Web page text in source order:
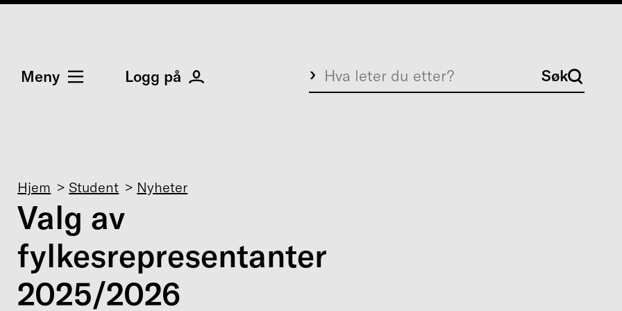
Meny Logg på Søk Søk
Navigasjonssti
Hjem Student Nyheter
Valg av
fylkesrepresentanter
2025/2026